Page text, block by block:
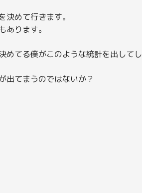
めて行きます。
ります。
めてる僕がこのような統計を出してし
出てまうのではないか？